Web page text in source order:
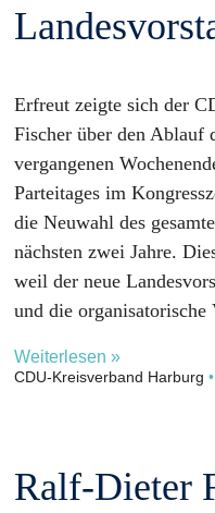
Erfreut zeigte sich der
Fischer über den Ablauf
vergangenen
Parteitages im
die Neuwahl des
nächsten zwei Jahre.
weil der neue
und die
Weiterlesen »
CDU-Kreisverband Harburg
Ralf-Dieter